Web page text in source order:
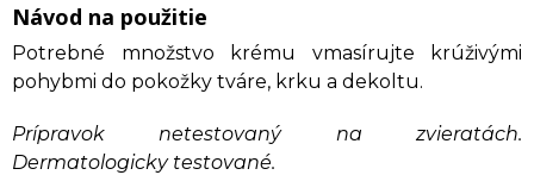
Návod na použitie
Potrebné množstvo krému vmasírujte krúživými
pohybmi do pokožky tváre, krku a dekoltu.
Prípravok netestovaný na zvieratách.
Dermatologicky testované.